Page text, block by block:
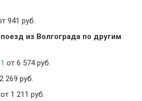
941 руб.
из Волгограда по другим
от 6 574 руб.
269 руб.
от 1 211 руб.